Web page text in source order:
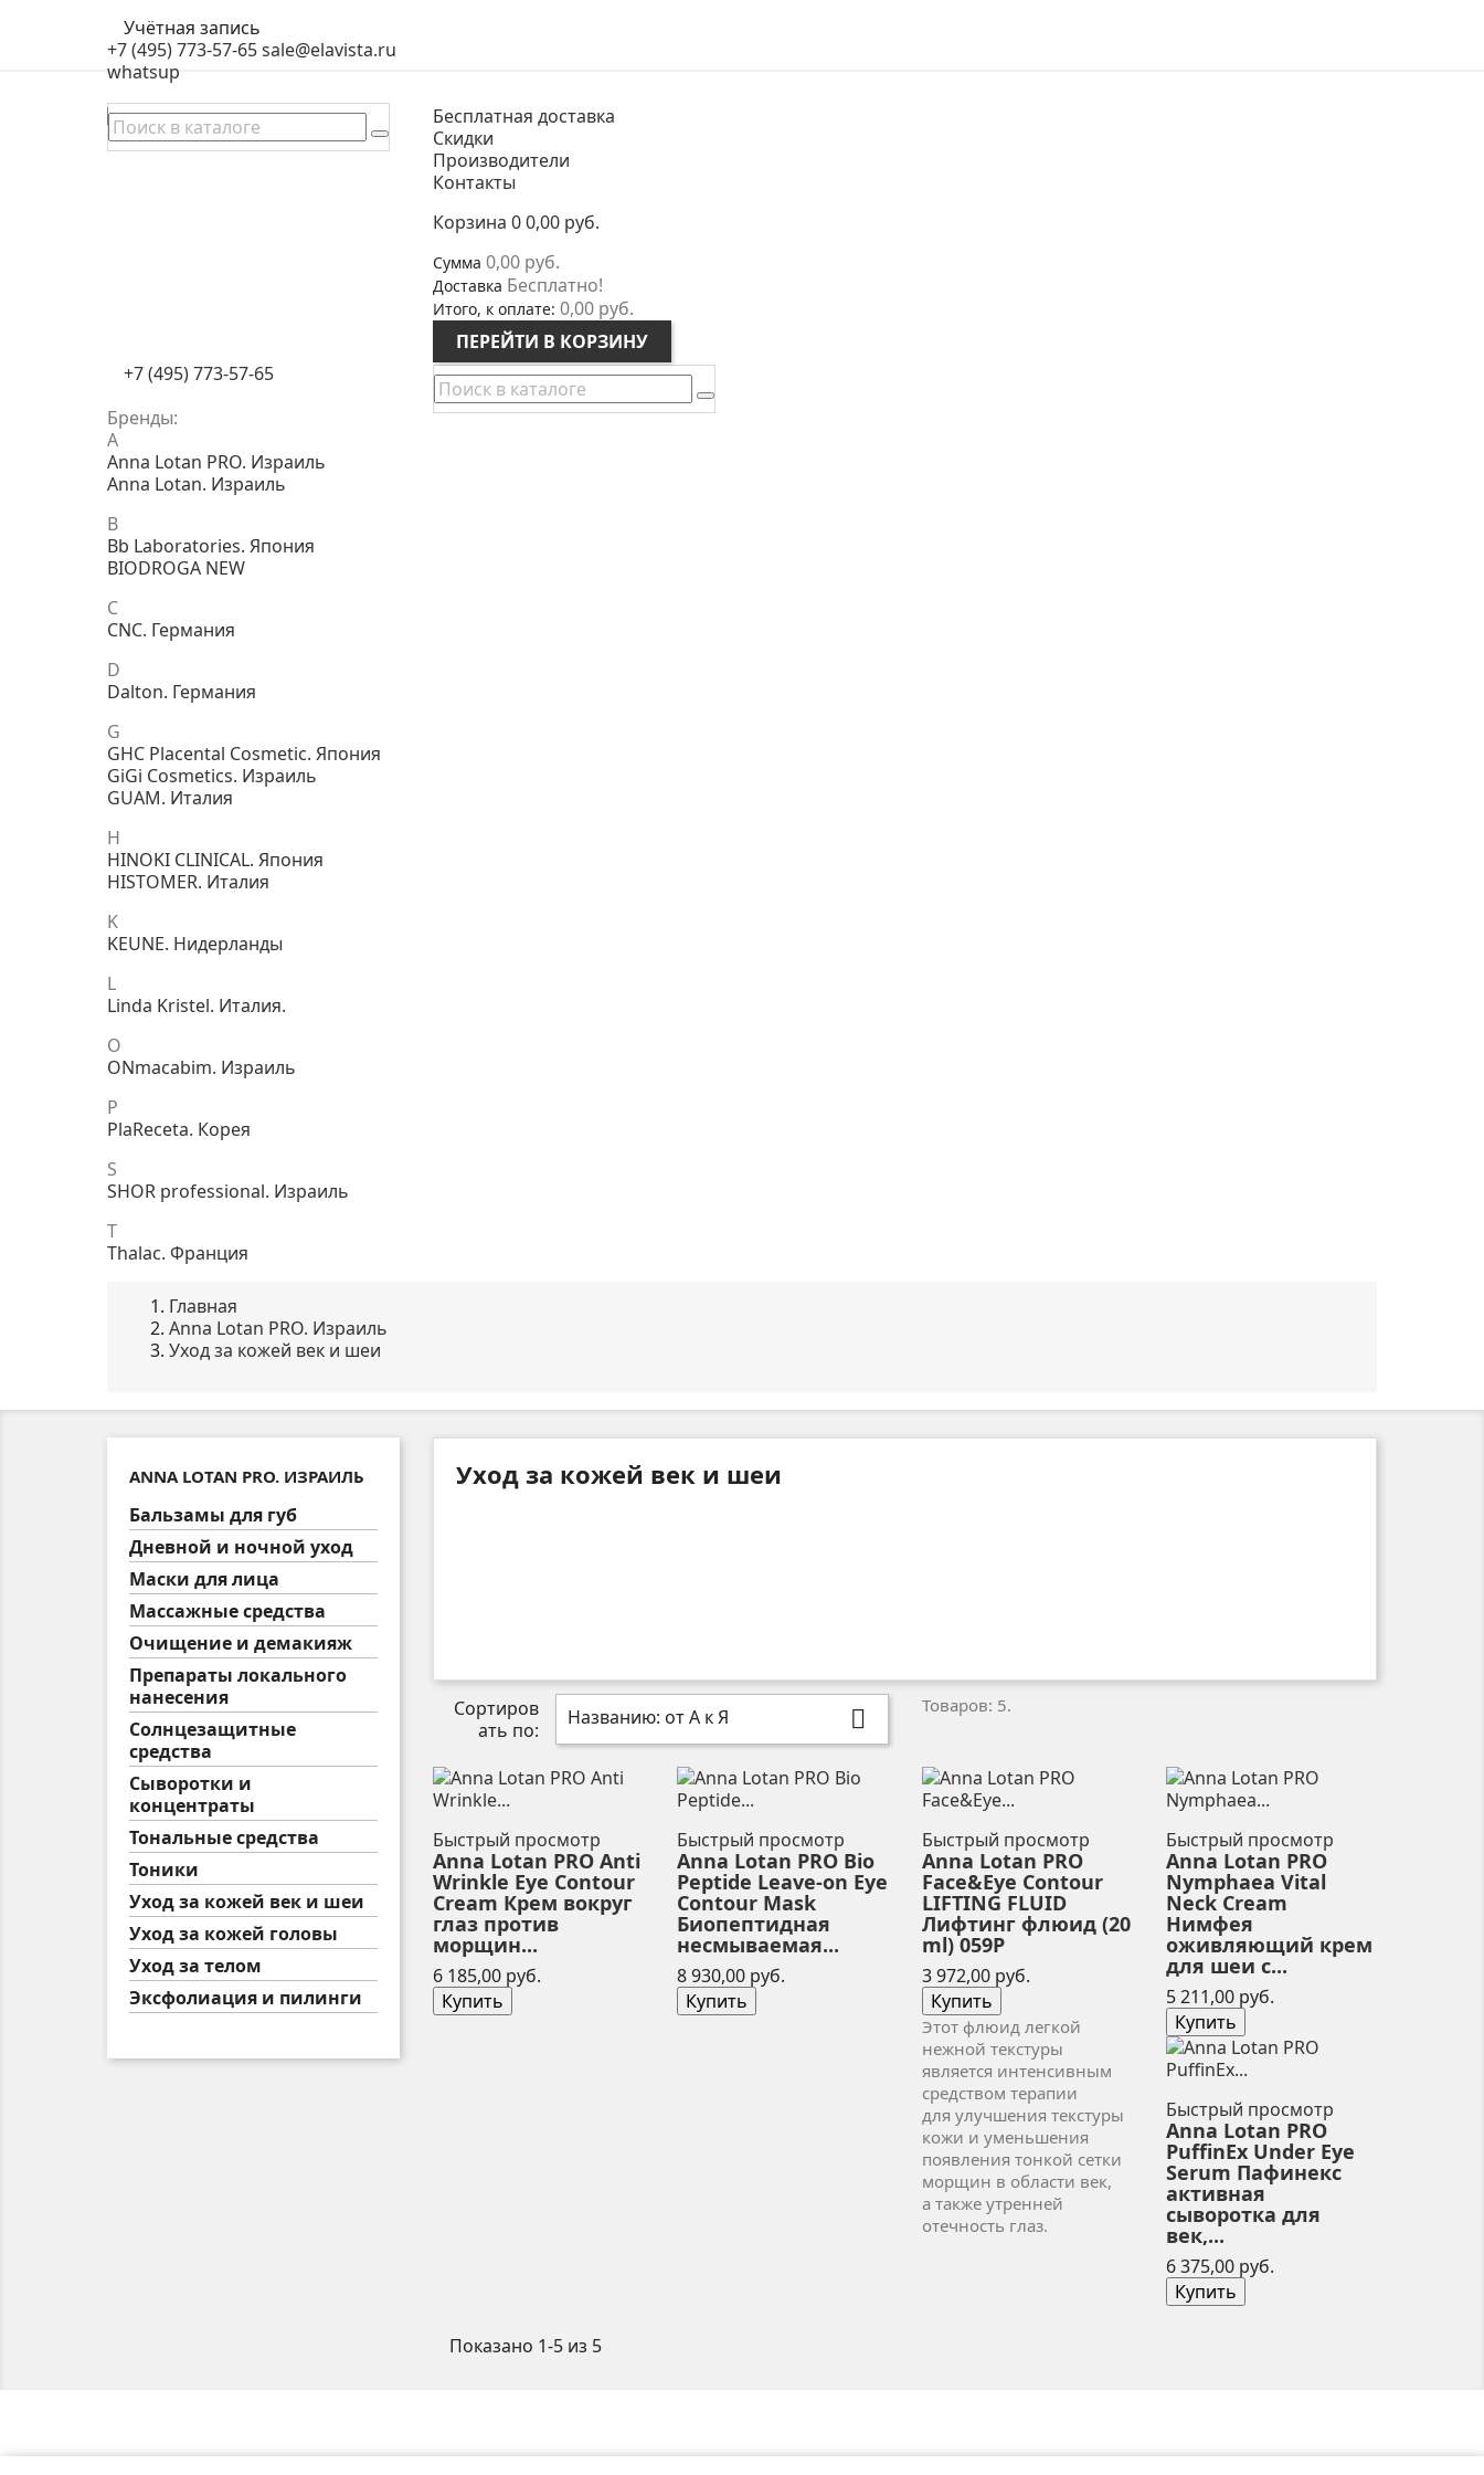
Учётная запись
+7 (495) 773-57-65sale@elavista.ru
whatsup
Бесплатная доставка
Скидки
Производители
Контакты
Корзина 00,00 руб.
Сумма 0,00 руб.
Доставка Бесплатно!
Итого, к оплате: 0,00 руб.
ПЕРЕЙТИ В КОРЗИНУ
+7 (495) 773-57-65
Бренды:
A
Anna Lotan PRO. Израиль
Anna Lotan. Израиль
B
Bb Laboratories. Япония
BIODROGA NEW
C
CNC. Германия
D
Dalton. Германия
G
GHC Placental Cosmetic. Япония
GiGi Cosmetics. Израиль
GUAM. Италия
H
HINOKI CLINICAL. Япония
HISTOMER. Италия
K
KEUNE. Нидерланды
L
Linda Kristel. Италия.
O
ONmacabim. Израиль
P
PlaReceta. Корея
S
SHOR professional. Израиль
T
Thalac. Франция
Главная
Anna Lotan PRO. Израиль
Уход за кожей век и шеи
ANNA LOTAN PRO. ИЗРАИЛЬ
Бальзамы для губ
Дневной и ночной уход
Маски для лица
Массажные средства
Очищение и демакияж
Препараты локального
нанесения
Солнцезащитные
средства
Сыворотки и
концентраты
Тональные средства
Тоники
Уход за кожей век и шеи
Уход за кожей головы
Уход за телом
Эксфолиация и пилинги
Уход за кожей век и шеи
Сортиров
ать по:
Названию: от А к Я  Товаров: 5.
Быстрый просмотр
Anna Lotan PRO Anti
Wrinkle Eye Contour
Cream Крем вокруг
глаз против
морщин...
6 185,00 руб.
Купить
Быстрый просмотр
Anna Lotan PRO Bio
Peptide Leave-on Eye
Contour Mask
Биопептидная
несмываемая...
8 930,00 руб.
Купить
Быстрый просмотр
Anna Lotan PRO
Face&Eye Contour
LIFTING FLUID
Лифтинг флюид (20
ml) 059P
3 972,00 руб.Цена
Купить
Этот флюид легкой
нежной текстуры
является интенсивным
средством терапии
для улучшения текстуры
кожи и уменьшения
появления тонкой сетки
морщин в области век,
а также утренней
отечность глаз.
Быстрый просмотр
Anna Lotan PRO
Nymphaea Vital
Neck Cream
Нимфея
оживляющий крем
для шеи с...
5 211,00 руб.Цена
Купить
Быстрый просмотр
Anna Lotan PRO
PuffinEx Under Eye
Serum Пафинекс
активная
сыворотка для
век,...
6 375,00 руб.Цена
Купить
Показано 1-5 из 5